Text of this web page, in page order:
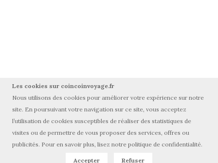
Les cookies sur coincoinvoyage.fr
Nous utilisons des cookies pour améliorer votre expérience sur notre
site. En poursuivant votre navigation sur ce site, vous acceptez
l’utilisation de cookies susceptibles de réaliser des statistiques de
visites ou de permettre de vous proposer des services, offres ou
publicités. Pour en savoir plus, lisez notre politique de confidentialité.
Accepter Refuser